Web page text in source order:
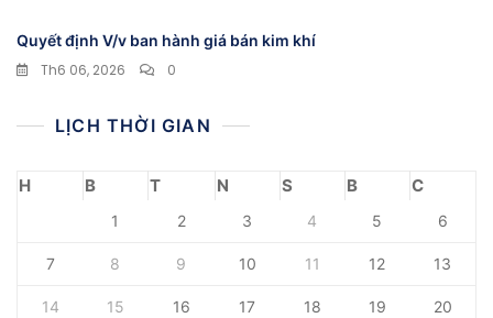
Quyết định V/v ban hành giá bán kim khí
Th6 06, 2026
0
LỊCH THỜI GIAN
H B T N S B C
1 2 3 4 5 6
7 8 9 10 11 12 13
14 15 16 17 18 19 20